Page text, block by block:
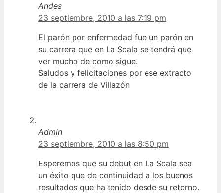
Andes
23 septiembre, 2010 a las 7:19 pm
El parón por enfermedad fue un parón en
su carrera que en La Scala se tendrá que
ver mucho de como sigue.
Saludos y felicitaciones por ese extracto
de la carrera de Villazón
Admin
23 septiembre, 2010 a las 8:50 pm
Esperemos que su debut en La Scala sea
un éxito que de continuidad a los buenos
resultados que ha tenido desde su retorno.